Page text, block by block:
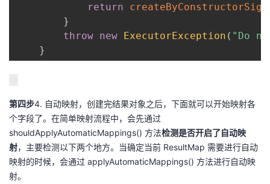
return
}
throw new ExecutorException ( "Do
}
第四步4. 自动映射，创建完结果对象之后，下面就可以开始映射各
个字段了。在简单映射流程中，会先通过
shouldApplyAutomaticMappings() 方法检测是否开启了自动映
射，主要检测以下两个地方。当确定当前 ResultMap 需要进行自动
映射的时候，会通过 applyAutomaticMappings() 方法进行自动映
射。